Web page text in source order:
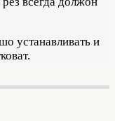
устанавливать и